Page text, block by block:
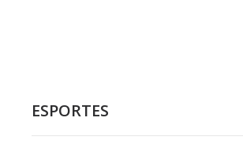
ESPORTES